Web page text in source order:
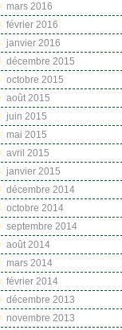
mars 2016
février 2016
janvier 2016
décembre 2015
octobre 2015
août 2015
juin 2015
mai 2015
avril 2015
janvier 2015
décembre 2014
octobre 2014
septembre 2014
août 2014
mars 2014
février 2014
décembre 2013
novembre 2013